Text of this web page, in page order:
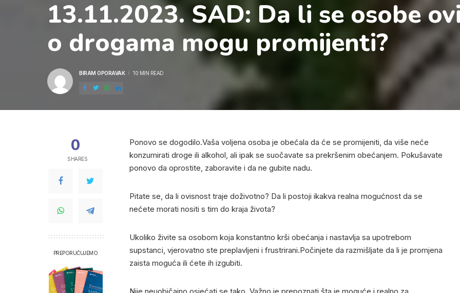
13.11.2023. SAD: Da li se osobe
o drogama mogu promijenti?
POSTED
BIRAM OPORAVAK 10 MIN READ
0
SHARES
PREPORUČUJEMO
Ponovo se dogodilo.Vaša voljena osoba je obećala da će se promijeniti, da više neće
konzumirati droge ili alkohol, ali ipak se suočavate sa prekršenim obećanjem. Pokušavate
ponovo da oprostite, zaboravite i da ne gubite nadu.
Pitate se, da li ovisnost traje doživotno? Da li postoji ikakva realna mogućnost da se
nećete morati nositi s tim do kraja života?
Ukoliko živite sa osobom koja konstantno krši obećanja i nastavlja sa upotrebom
supstanci, vjerovatno ste preplavljeni i frustrirani.Počinjete da razmišljate da li je promjena
zaista moguća ili ćete ih izgubiti.